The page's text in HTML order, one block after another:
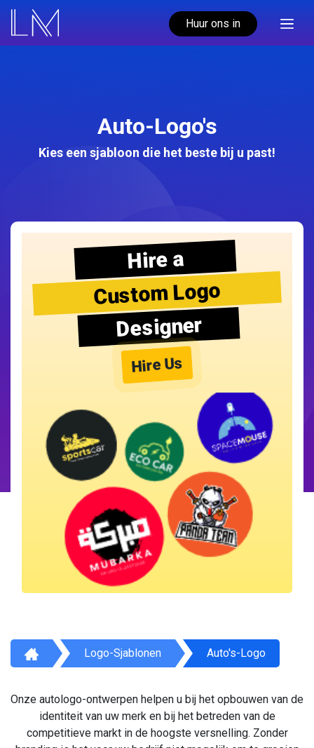
Huur ons in
Auto-Logo's
Kies een sjabloon die het beste bij u past!
Hire a
Custom Logo
Designer
Hire Us
Logo-Sjablonen Auto's-Logo
Onze autologo-ontwerpen helpen u bij het opbouwen van de
identiteit van uw merk en bij het betreden van de
competitieve markt in de hoogste versnelling. Zonder